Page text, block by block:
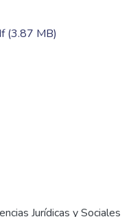
(3.87 MB)
Jurídicas y Sociales